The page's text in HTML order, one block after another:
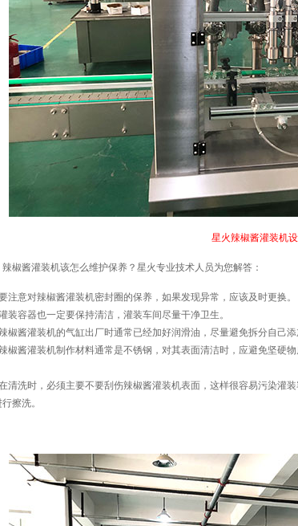
星火辣椒酱灌装机
辣椒酱灌装机该怎么维护保养？星火专业技术人员为您解答：
注意对辣椒酱灌装机密封圈的保养，如果发现异常，应该及时更换。
装容器也一定要保持清洁，灌装车间尽量干净卫生。
椒酱灌装机的气缸出厂时通常已经加好润滑油，尽量避免拆分自己添
椒酱灌装机制作材料通常是不锈钢，对其表面清洁时，应避免坚硬
清洗时，必须主要不要刮伤辣椒酱灌装机表面，这样很容易污染灌
擦洗。